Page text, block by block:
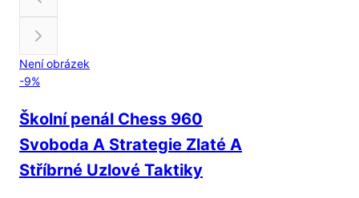
Není obrázek
-9%
Školní penál Chess 960
Svoboda A Strategie Zlaté A
Stříbrné Uzlové Taktiky